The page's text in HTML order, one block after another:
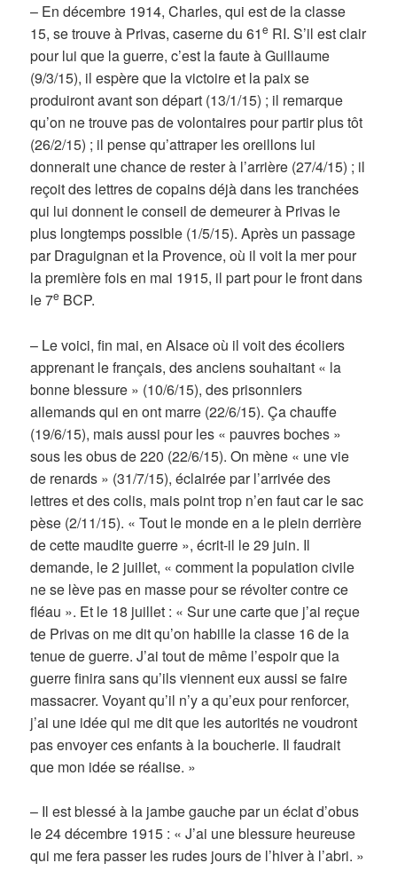
– En décembre 1914, Charles, qui est de la classe
15, se trouve à Privas, caserne du 61e RI. S’il est clair
pour lui que la guerre, c’est la faute à Guillaume
(9/3/15), il espère que la victoire et la paix se
produiront avant son départ (13/1/15) ; il remarque
qu’on ne trouve pas de volontaires pour partir plus tôt
(26/2/15) ; il pense qu’attraper les oreillons lui
donnerait une chance de rester à l’arrière (27/4/15) ; il
reçoit des lettres de copains déjà dans les tranchées
qui lui donnent le conseil de demeurer à Privas le
plus longtemps possible (1/5/15). Après un passage
par Draguignan et la Provence, où il voit la mer pour
la première fois en mai 1915, il part pour le front dans
le 7e BCP.
– Le voici, fin mai, en Alsace où il voit des écoliers
apprenant le français, des anciens souhaitant « la
bonne blessure » (10/6/15), des prisonniers
allemands qui en ont marre (22/6/15). Ça chauffe
(19/6/15), mais aussi pour les « pauvres boches »
sous les obus de 220 (22/6/15). On mène « une vie
de renards » (31/7/15), éclairée par l’arrivée des
lettres et des colis, mais point trop n’en faut car le sac
pèse (2/11/15). « Tout le monde en a le plein derrière
de cette maudite guerre », écrit-il le 29 juin. Il
demande, le 2 juillet, « comment la population civile
ne se lève pas en masse pour se révolter contre ce
fléau ». Et le 18 juillet : « Sur une carte que j’ai reçue
de Privas on me dit qu’on habille la classe 16 de la
tenue de guerre. J’ai tout de même l’espoir que la
guerre finira sans qu’ils viennent eux aussi se faire
massacrer. Voyant qu’il n’y a qu’eux pour renforcer,
j’ai une idée qui me dit que les autorités ne voudront
pas envoyer ces enfants à la boucherie. Il faudrait
que mon idée se réalise. »
– Il est blessé à la jambe gauche par un éclat d’obus
le 24 décembre 1915 : « J’ai une blessure heureuse
qui me fera passer les rudes jours de l’hiver à l’abri. »